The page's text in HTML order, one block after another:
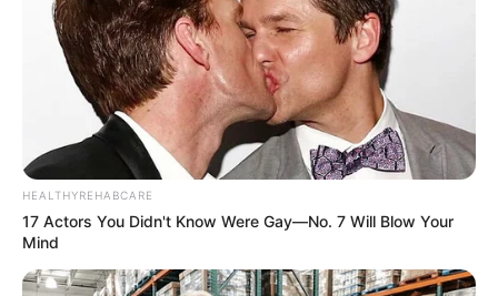
HEALTHYREHABCARE
17 Actors You Didn't Know Were Gay—No. 7 Will Blow Your
Mind